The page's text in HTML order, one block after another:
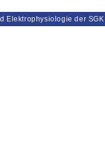
Elektrophysiologie der SGK